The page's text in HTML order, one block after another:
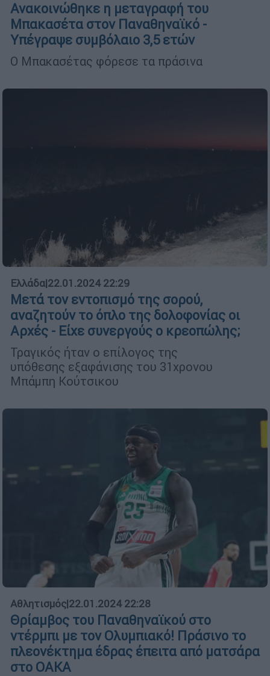
Ανακοινώθηκε η μεταγραφή του
Μπακασέτα στον Παναθηναϊκό -
Υπέγραψε συμβόλαιο 3,5 ετών
Ο Μπακασέτας φόρεσε τα πράσινα
Ελλάδα|22.01.2024 22:29
Μετά τον εντοπισμό της σορού,
αναζητούν το όπλο της δολοφονίας οι
Αρχές - Είχε συνεργούς ο κρεοπώλης;
Τραγικός ήταν ο επίλογος της
υπόθεσης εξαφάνισης του 31χρονου
Μπάμπη Κούτσικου
Αθλητισμός|22.01.2024 22:28
Θρίαμβος του Παναθηναϊκού στο
ντέρμπι με τον Ολυμπιακό! Πράσινο το
πλεονέκτημα έδρας έπειτα από ματσάρα
στο ΟΑΚΑ